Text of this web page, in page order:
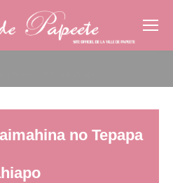
no Tepapa